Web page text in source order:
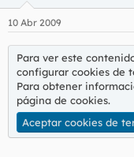
10 Abr 2009
Para ver este
configurar cookies de
Para obtener
página de cookies.
Aceptar cookies de